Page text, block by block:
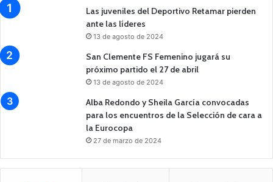
Las juveniles del Deportivo Retamar pierden
ante las líderes
13 de agosto de 2024
San Clemente FS Femenino jugará su
próximo partido el 27 de abril
13 de agosto de 2024
Alba Redondo y Sheila García convocadas
para los encuentros de la Selección de cara a
la Eurocopa
27 de marzo de 2024